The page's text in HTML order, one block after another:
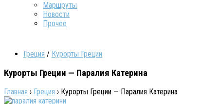
Маршруты
Новости
Прочее
Греция / Курорты Греции
Курорты Греции — Паралия Катерина
Главная › Греция › Курорты Греции — Паралия Катерина